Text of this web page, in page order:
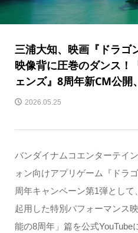
三浦大知、映画『ドラゴ
映像背に圧巻のダンス！
ェンズ』8周年新CM公
2026.05.25
バンダイナムコエンターテイ
ォン向けアプリゲーム『ドラ
周年キャンペーン第1弾とし
起用した特別パフォーマンス
能の8周年」篇を公式YouTube